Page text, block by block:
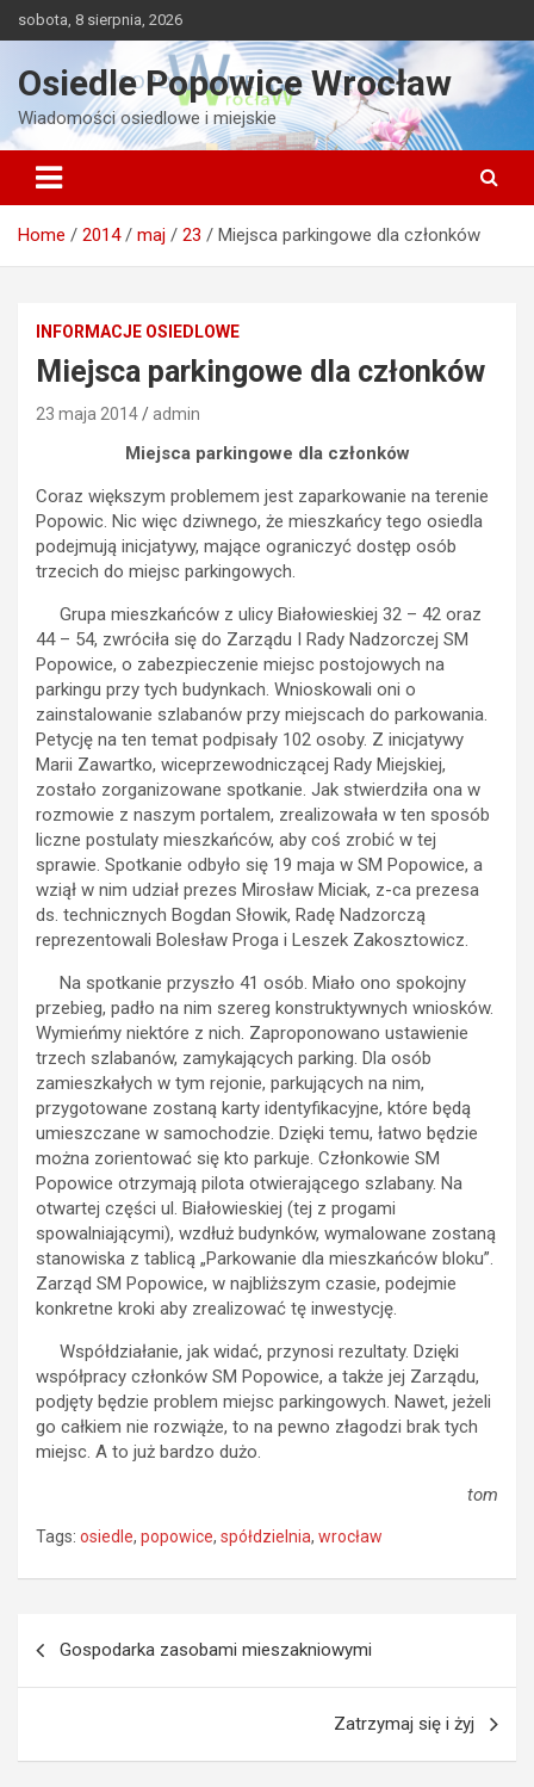
to
sobota, 8 sierpnia, 2026
Osiedle Popowice Wrocław
Wiadomości osiedlowe i miejskie
Home 2014 maj 23 Miejsca parkingowe dla członków
INFORMACJE OSIEDLOWE
Miejsca parkingowe dla członków
23 maja 2014 admin
Miejsca parkingowe dla członków
Coraz większym problemem jest zaparkowanie na terenie
Popowic. Nic więc dziwnego, że mieszkańcy tego osiedla
podejmują inicjatywy, mające ograniczyć dostęp osób
trzecich do miejsc parkingowych.
Grupa mieszkańców z ulicy Białowieskiej 32 – 42 oraz
44 – 54, zwróciła się do Zarządu I Rady Nadzorczej SM
Popowice, o zabezpieczenie miejsc postojowych na
parkingu przy tych budynkach. Wnioskowali oni o
zainstalowanie szlabanów przy miejscach do parkowania.
Petycję na ten temat podpisały 102 osoby. Z inicjatywy
Marii Zawartko, wiceprzewodniczącej Rady Miejskiej,
zostało zorganizowane spotkanie. Jak stwierdziła ona w
rozmowie z naszym portalem, zrealizowała w ten sposób
liczne postulaty mieszkańców, aby coś zrobić w tej
sprawie. Spotkanie odbyło się 19 maja w SM Popowice, a
wziął w nim udział prezes Mirosław Miciak, z-ca prezesa
ds. technicznych Bogdan Słowik, Radę Nadzorczą
reprezentowali Bolesław Proga i Leszek Zakosztowicz.
Na spotkanie przyszło 41 osób. Miało ono spokojny
przebieg, padło na nim szereg konstruktywnych wniosków.
Wymieńmy niektóre z nich. Zaproponowano ustawienie
trzech szlabanów, zamykających parking. Dla osób
zamieszkałych w tym rejonie, parkujących na nim,
przygotowane zostaną karty identyfikacyjne, które będą
umieszczane w samochodzie. Dzięki temu, łatwo będzie
można zorientować się kto parkuje. Członkowie SM
Popowice otrzymają pilota otwierającego szlabany. Na
otwartej części ul. Białowieskiej (tej z progami
spowalniającymi), wzdłuż budynków, wymalowane zostaną
stanowiska z tablicą „Parkowanie dla mieszkańców bloku”.
Zarząd SM Popowice, w najbliższym czasie, podejmie
konkretne kroki aby zrealizować tę inwestycję.
Współdziałanie, jak widać, przynosi rezultaty. Dzięki
współpracy członków SM Popowice, a także jej Zarządu,
podjęty będzie problem miejsc parkingowych. Nawet, jeżeli
go całkiem nie rozwiąże, to na pewno złagodzi brak tych
miejsc. A to już bardzo dużo.
tom
Tags: osiedle, popowice, spółdzielnia, wrocław
wpisu
Gospodarka zasobami mieszakniowymi
Zatrzymaj się i żyj